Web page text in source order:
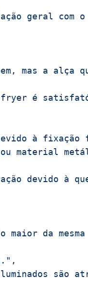
geral com o
mas a alça
fryer é
à fixação
material
devido à
maior da
,
são